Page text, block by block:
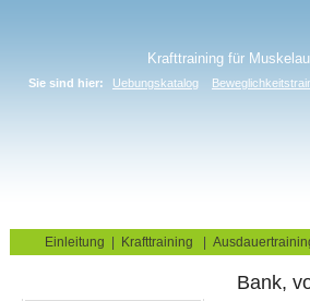
Krafttraining für
Sie sind hier: Uebungskatalog
Einleitung Krafttraining
Bank,